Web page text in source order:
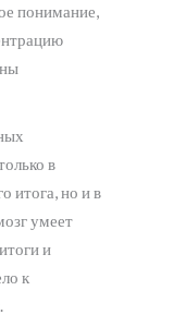
понимание,
в
итога, но и в
умеет
и
к